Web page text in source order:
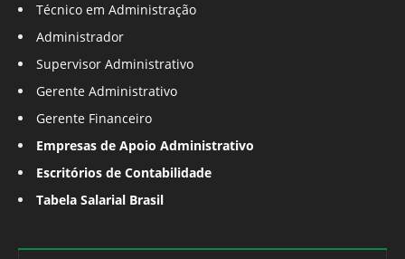
Técnico em Administração
Administrador
Supervisor Administrativo
Gerente Administrativo
Gerente Financeiro
Empresas de Apoio Administrativo
Escritórios de Contabilidade
Tabela Salarial Brasil